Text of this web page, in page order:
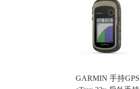
GARMIN 手持GPS